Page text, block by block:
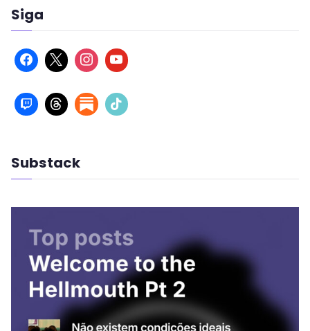
Siga
Substack